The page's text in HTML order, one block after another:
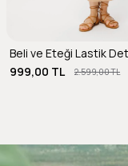
999,00 TL
2.599,00 TL